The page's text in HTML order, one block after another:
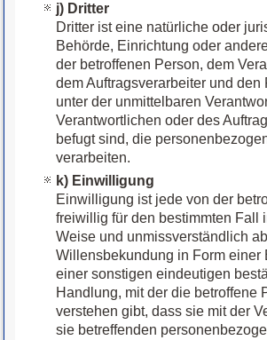
j) Dritter
Dritter ist eine natürliche oder
Behörde, Einrichtung oder
der betroffenen Person, dem
dem Auftragsverarbeiter und den
unter der unmittelbaren
Verantwortlichen oder des
befugt sind, die
verarbeiten.
k) Einwilligung
Einwilligung ist jede von der
freiwillig für den bestimmten Fall
Weise und unmissverständlich
Willensbekundung in Form einer
einer sonstigen eindeutigen
Handlung, mit der die betroffene
verstehen gibt, dass sie mit der
sie betreffenden